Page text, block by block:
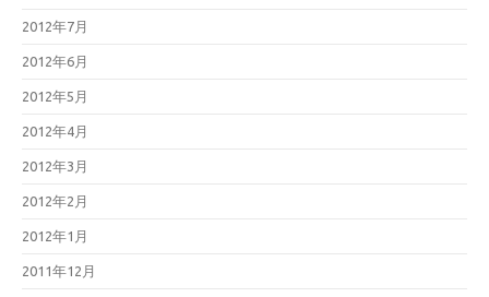
2012年7月
2012年6月
2012年5月
2012年4月
2012年3月
2012年2月
2012年1月
2011年12月